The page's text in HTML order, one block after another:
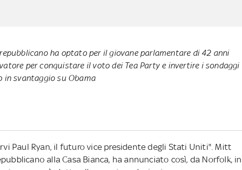
ha optato per il giovane parlamentare di 42 anni
per conquistare il voto dei Tea Party e invertire i sondaggi
in svantaggio su Obama
Paul Ryan, il futuro vice presidente degli Stati Uniti". Mitt
alla Casa Bianca, ha annunciato così, da Norfolk, in